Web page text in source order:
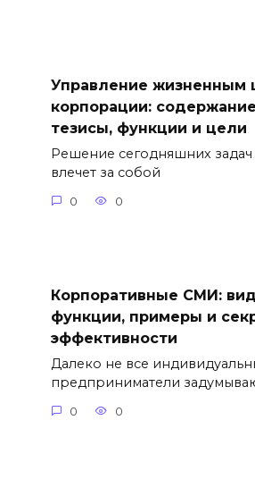
Управление жизненным
корпорации:
тезисы, функции и цели
Решение сегодняшних
влечет за собой
0 0
Корпоративные СМИ:
функции, примеры и
эффективности
Далеко не все
предприниматели
0 0